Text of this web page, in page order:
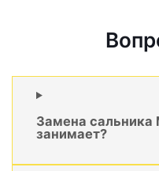
Замена
занимает?